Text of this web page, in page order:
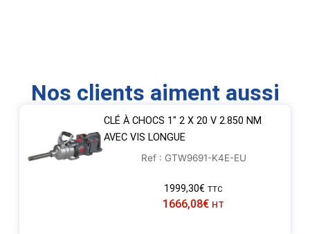
Nos clients aiment aussi
CLÉ À CHOCS 1″ 2 X 20 V 2.850 NM
AVEC VIS LONGUE
Ref : GTW9691-K4E-EU
1999,30€ TTC
1666,08€ HT